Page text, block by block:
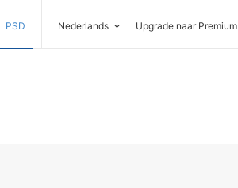
PSD Nederlands Upgrade naar Premium